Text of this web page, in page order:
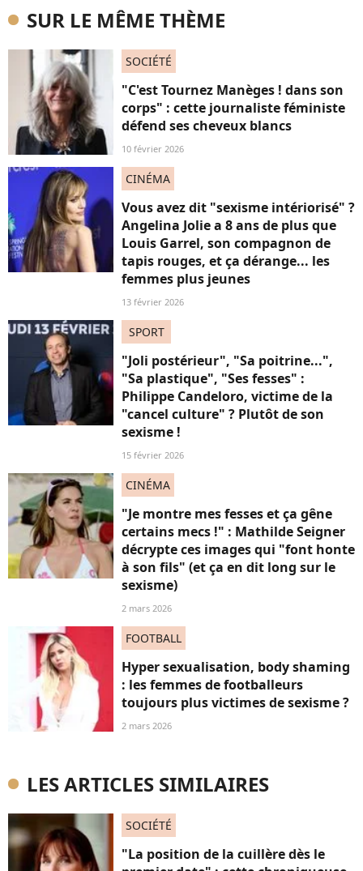
SUR LE MÊME THÈME
SOCIÉTÉ
"C'est Tournez Manèges ! dans son
corps" : cette journaliste féministe
défend ses cheveux blancs
10 février 2026
CINÉMA
Vous avez dit "sexisme intériorisé" ?
Angelina Jolie a 8 ans de plus que
Louis Garrel, son compagnon de
tapis rouges, et ça dérange... les
femmes plus jeunes
13 février 2026
SPORT
"Joli postérieur", "Sa poitrine...",
"Sa plastique", "Ses fesses" :
Philippe Candeloro, victime de la
"cancel culture" ? Plutôt de son
sexisme !
15 février 2026
CINÉMA
"Je montre mes fesses et ça gêne
certains mecs !" : Mathilde Seigner
décrypte ces images qui "font honte
à son fils" (et ça en dit long sur le
sexisme)
2 mars 2026
FOOTBALL
Hyper sexualisation, body shaming
: les femmes de footballeurs
toujours plus victimes de sexisme ?
2 mars 2026
LES ARTICLES SIMILAIRES
SOCIÉTÉ
"La position de la cuillère dès le